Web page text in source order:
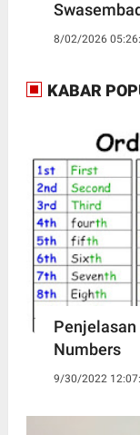
8/02/2026
KABAR
Penjelasan
Numbers
9/30/2022